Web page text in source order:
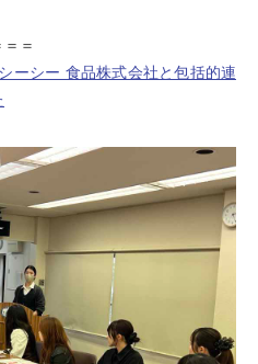
＝
ーシー 食品株式会社と包括的連